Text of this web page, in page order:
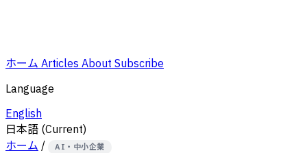
ホーム Articles About Subscribe
Language
English
日本語 (Current)
ホーム / AI・中小企業